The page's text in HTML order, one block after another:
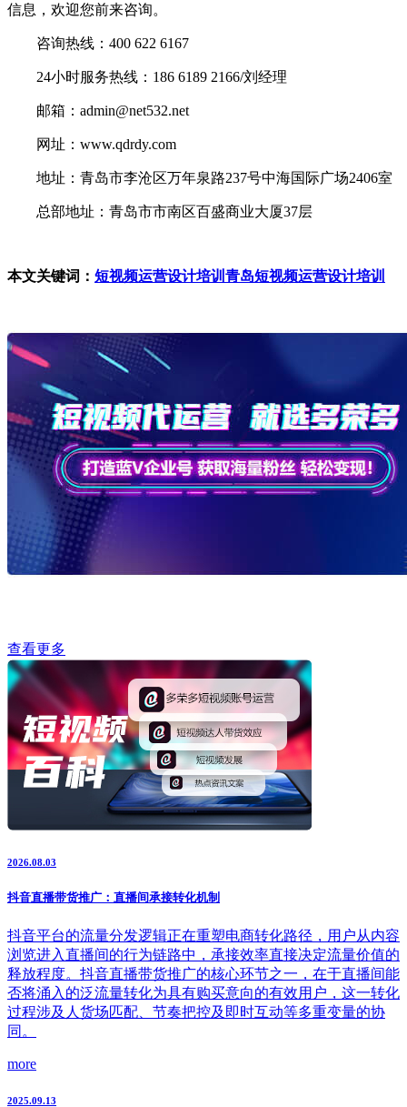
信息，欢迎您前来咨询。
咨询热线：400 622 6167
24小时服务热线：186 6189 2166/刘经理
邮箱：admin@net532.net
网址：www.qdrdy.com
地址：青岛市李沧区万年泉路237号中海国际广场2406室
总部地址：青岛市市南区百盛商业大厦37层
本文关键词： 短视频运营设计培训 青岛短视频运营设计培训
查看更多
2026.08.03
抖音直播带货推广：直播间承接转化机制
抖音平台的流量分发逻辑正在重塑电商转化路径，用户从内容
浏览进入直播间的行为链路中，承接效率直接决定流量价值的
释放程度。抖音直播带货推广的核心环节之一，在于直播间能
否将涌入的泛流量转化为具有购买意向的有效用户，这一转化
过程涉及人货场匹配、节奏把控及即时互动等多重变量的协
同。
more
2025.09.13